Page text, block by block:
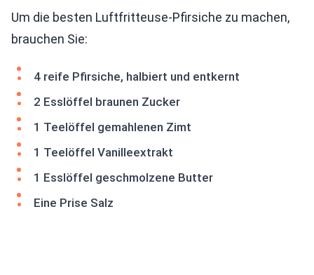
Um die besten Luftfritteuse-Pfirsiche zu machen,
brauchen Sie:
4 reife Pfirsiche, halbiert und entkernt
2 Esslöffel braunen Zucker
1 Teelöffel gemahlenen Zimt
1 Teelöffel Vanilleextrakt
1 Esslöffel geschmolzene Butter
Eine Prise Salz